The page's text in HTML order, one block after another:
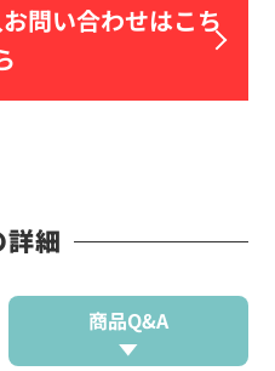
問い合わせはこち
細
商品Q&A